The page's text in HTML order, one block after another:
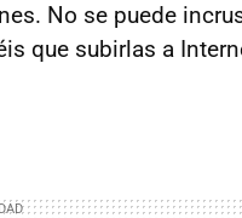
No se puede
que subirlas a